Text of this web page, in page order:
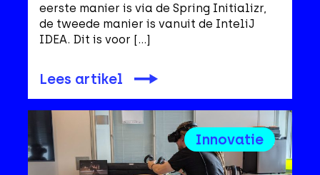
eerste manier is via de Spring Initializr,
de tweede manier is vanuit de InteliJ
IDEA. Dit is voor […]
Lees artikel
Innovatie